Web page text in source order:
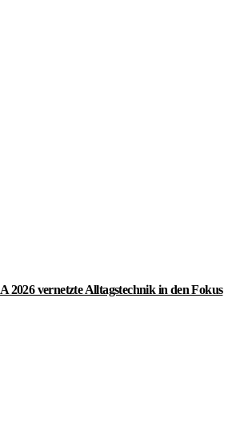
2026 vernetzte Alltagstechnik in den Fokus